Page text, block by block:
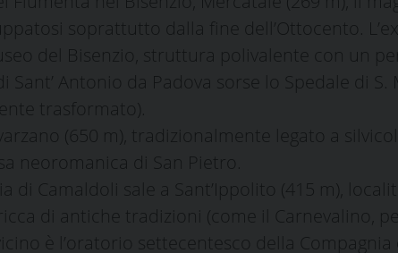
soprattutto dalla fine dell’Ottocento.
del Bisenzio, struttura polivalente con un
Antonio da Padova sorse lo Spedale di
trasformato).
(650 m), tradizionalmente legato a
neoromanica di San Pietro.
di Camaldoli sale a Sant’Ippolito (415 m),
di antiche tradizioni (come il Carnevalino,
è l’oratorio settecentesco della Compagnia